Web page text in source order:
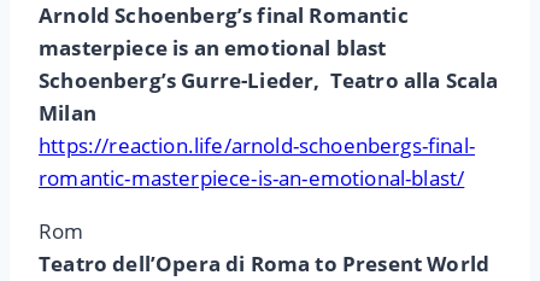
Arnold Schoenberg’s final Romantic
masterpiece is an emotional blast
Schoenberg’s Gurre-Lieder, Teatro alla Scala
Milan
https://reaction.life/arnold-schoenbergs-final-
romantic-masterpiece-is-an-emotional-blast/
Rom
Teatro dell’Opera di Roma to Present World